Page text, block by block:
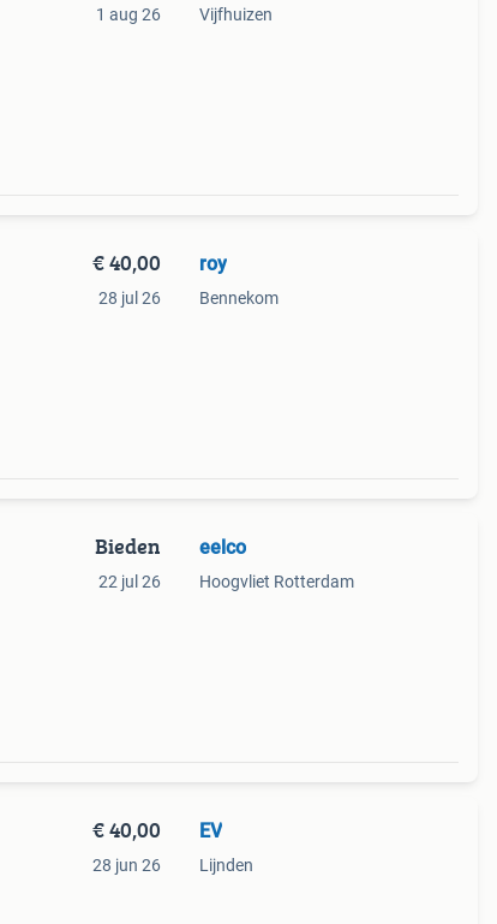
1 aug 26 Vijfhuizen
€ 40,00
28 jul 26
roy
Bennekom
Bieden
22 jul 26
eelco
Hoogvliet Rotterdam
€ 40,00
28 jun 26
EV
Lijnden